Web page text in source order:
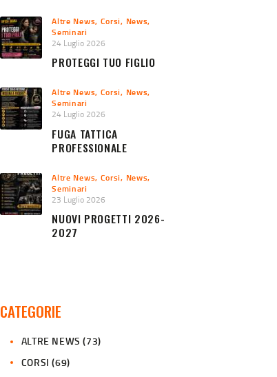
Altre News, Corsi, News,
Seminari
24 Luglio 2026
PROTEGGI TUO FIGLIO
Altre News, Corsi, News,
Seminari
24 Luglio 2026
FUGA TATTICA
PROFESSIONALE
Altre News, Corsi, News,
Seminari
23 Luglio 2026
NUOVI PROGETTI 2026-
2027
CATEGORIE
ALTRE NEWS (73)
CORSI (69)